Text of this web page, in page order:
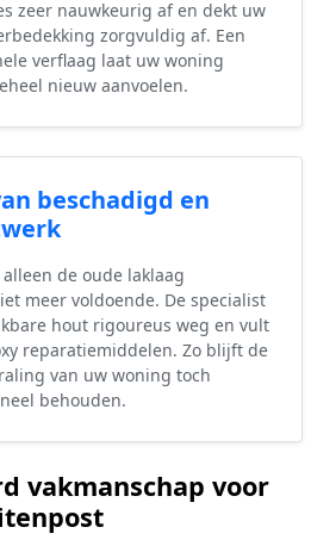
zeer nauwkeurig af en dekt uw
zorgvuldig af. Een
verflaag laat uw woning
nieuw aanvoelen.
beschadigd en
de oude laklaag
meer voldoende. De specialist
hout rigoureus weg en vult
reparatiemiddelen. Zo blijft de
van uw woning toch
behouden.
vakmanschap voor